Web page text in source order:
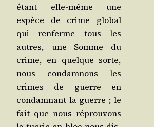
étant elle-même une
espèce de crime glo­bal
qui ren­ferme tous les
autres, une Somme du
crime, en quelque sorte,
nous condam­nons les
crimes de guerre en
condam­nant la guerre ; le
fait que nous réprou­vons